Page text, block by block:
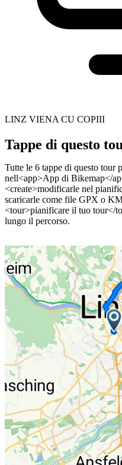
LINZ VIENA CU COPIII
Tappe di questo
Tutte le 6 tappe di questo tour
nell<app>App di Bikemap</
<create>modificarle nel
scaricarle come file GPX o
<tour>pianificare il tuo tour</
lungo il percorso.